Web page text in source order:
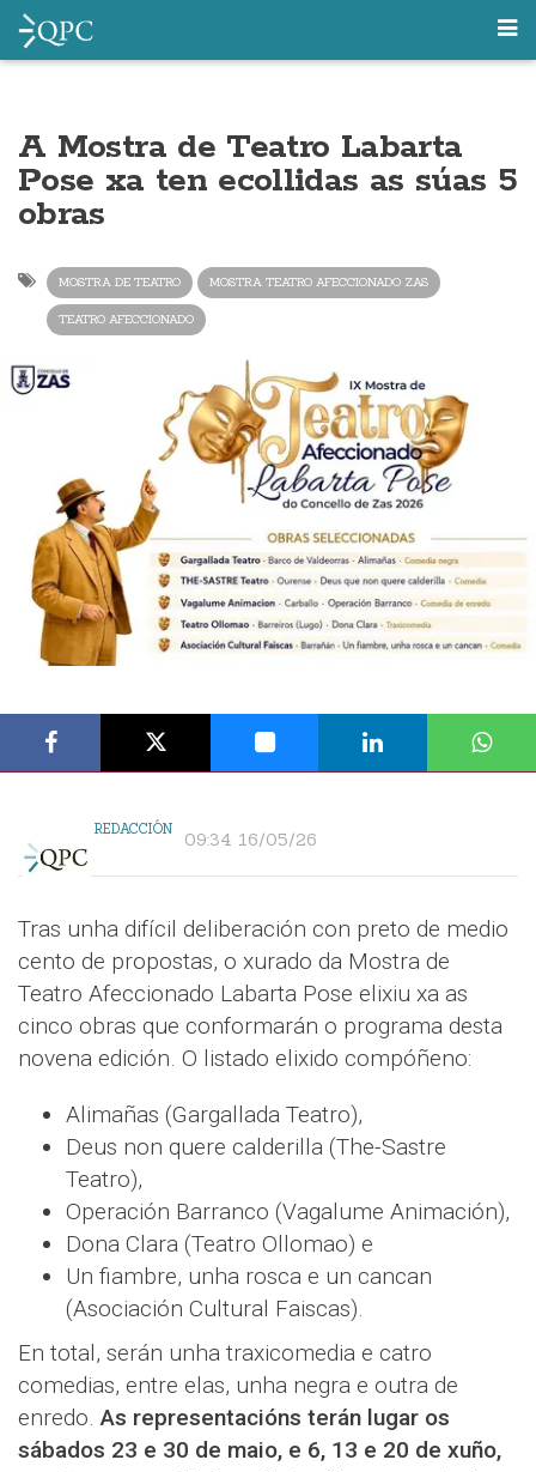
A Mostra de Teatro Labarta
Pose xa ten ecollidas as súas 5
obras
MOSTRA DE TEATRO MOSTRA TEATRO AFECCIONADO ZAS
TEATRO AFECCIONADO
REDACCIÓN 09:34 16/05/26
Tras unha difícil deliberación con preto de medio
cento de propostas, o xurado da Mostra de
Teatro Afeccionado Labarta Pose elixiu xa as
cinco obras que conformarán o programa desta
novena edición. O listado elixido compóñeno:
Alimañas (Gargallada Teatro),
Deus non quere calderilla (The-Sastre
Teatro),
Operación Barranco (Vagalume Animación),
Dona Clara (Teatro Ollomao) e
Un fiambre, unha rosca e un cancan
(Asociación Cultural Faiscas).
En total, serán unha traxicomedia e catro
comedias, entre elas, unha negra e outra de
enredo.As representacións terán lugar os
sábados 23 e 30 de maio, e 6, 13 e 20 de xuño,